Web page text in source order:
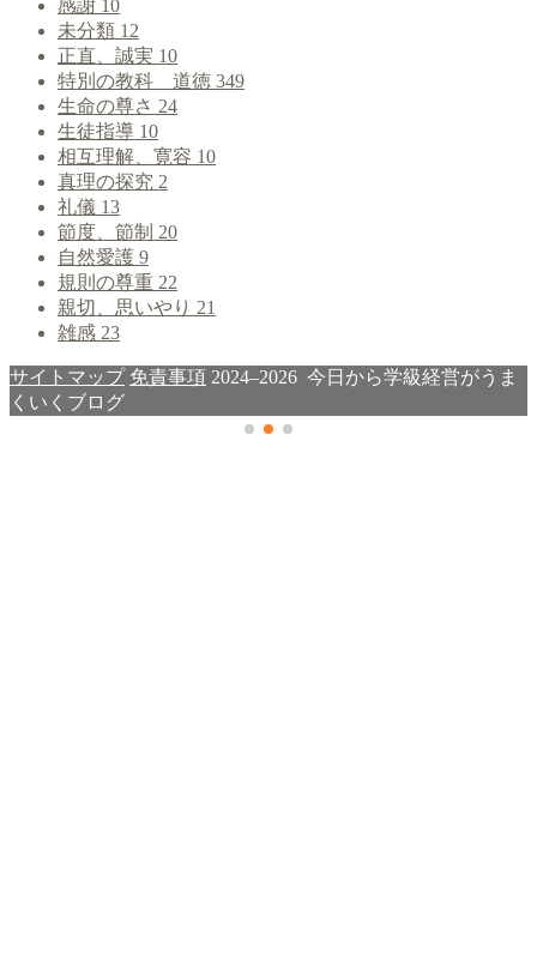
感謝 10
未分類 12
正直、誠実 10
特別の教科 道徳 349
生命の尊さ 24
生徒指導 10
相互理解、寛容 10
真理の探究 2
礼儀 13
節度、節制 20
自然愛護 9
規則の尊重 22
親切、思いやり 21
雑感 23
サイトマップ 免責事項 2024–2026 今日から学級経営がうま
くいくブログ